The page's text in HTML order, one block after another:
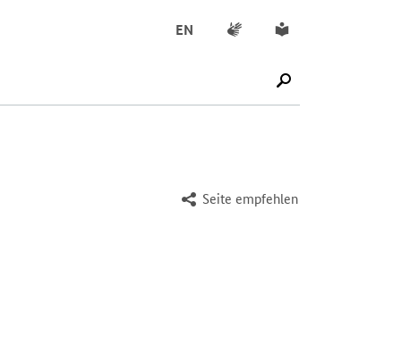
SUCHE STARTEN
EN Gebärdensprache
Leichte Sprache
Seite empfehlen